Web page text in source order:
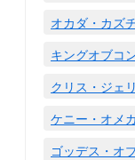
オカダ・カズ
キングオブコ
クリス・ジェ
ケニー・オメ
ゴッデス・オ